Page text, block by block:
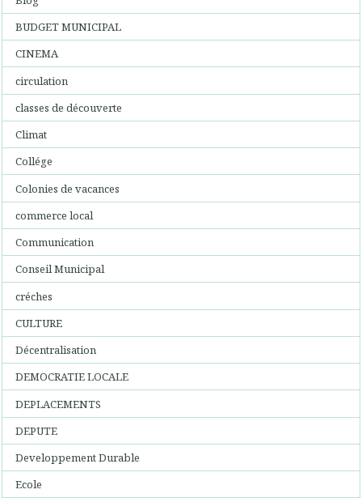
BUDGET MUNICIPAL
CINEMA
circulation
classes de découverte
Climat
Collége
Colonies de vacances
commerce local
Communication
Conseil Municipal
créches
CULTURE
Décentralisation
DEMOCRATIE LOCALE
DEPLACEMENTS
DEPUTE
Developpement Durable
Ecole